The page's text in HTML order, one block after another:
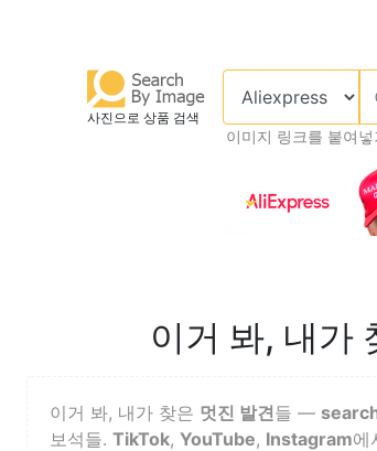
사진으로 상품 검색
이미지 링크를 붙여
이거 봐, 내가
이거 봐, 내가 찾은 멋진 발견들 —
보석들. TikTok, YouTube, Instagram에